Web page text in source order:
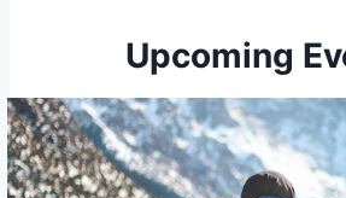
Upcoming